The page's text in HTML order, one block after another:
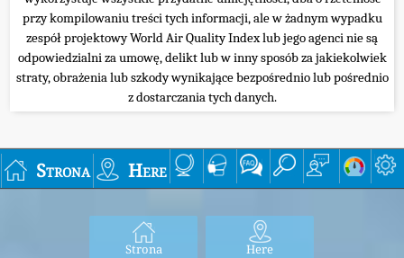
przy kompilowaniu treści tych informacji, ale w żadnym wypadku
zespół projektowy World Air Quality Index lub jego agenci nie są
odpowiedzialni za umowę, delikt lub w inny sposób za jakiekolwiek
straty, obrażenia lub szkody wynikające bezpośrednio lub pośrednio
z dostarczania tych danych.
Strona Here
Strona Here